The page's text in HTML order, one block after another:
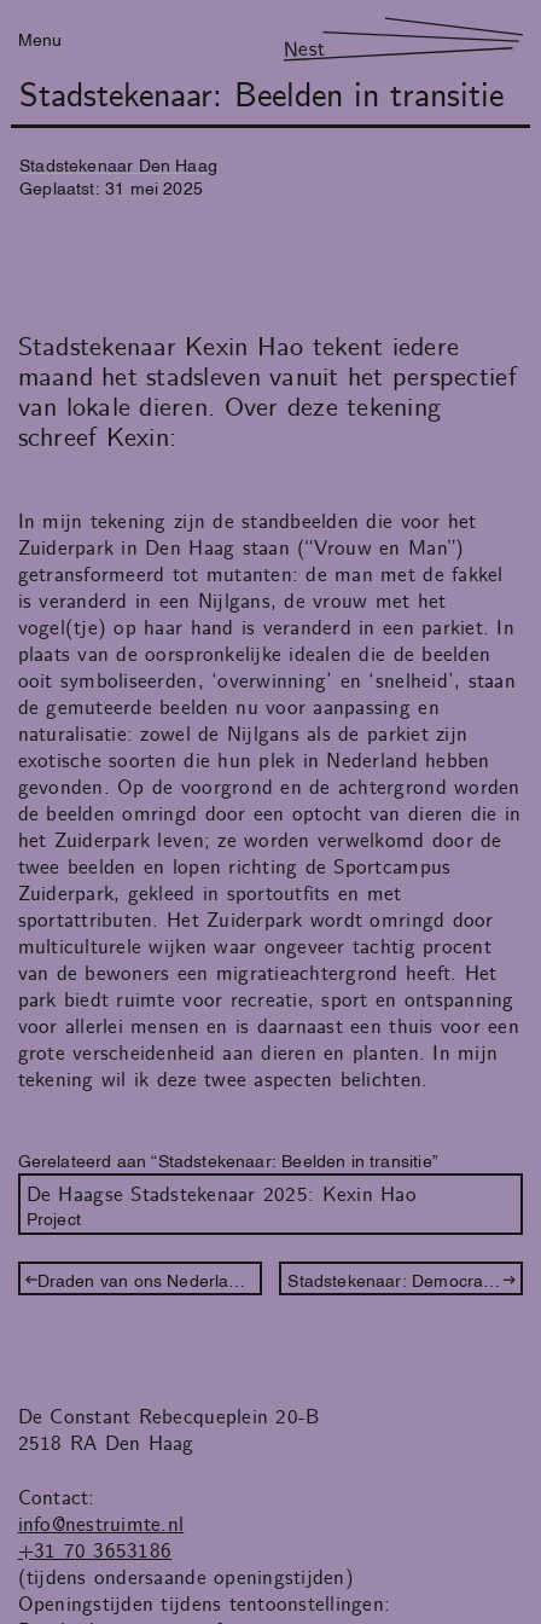
Menu Nest
Stadstekenaar: Beelden in transitie
Stadstekenaar Den Haag
Geplaatst:31 mei 2025
Stadstekenaar Kexin Hao tekent iedere
maand het stadsleven vanuit het perspectief
van lokale dieren. Over deze tekening
schreef Kexin:
In mijn tekening zijn de standbeelden die voor het
Zuiderpark in Den Haag staan (“Vrouw en Man”)
getransformeerd tot mutanten: de man met de fakkel
is veranderd in een Nijlgans, de vrouw met het
vogel(tje) op haar hand is veranderd in een parkiet. In
plaats van de oorspronkelijke idealen die de beelden
ooit symboliseerden, ‘overwinning’ en ‘snelheid’, staan
de gemuteerde beelden nu voor aanpassing en
naturalisatie: zowel de Nijlgans als de parkiet zijn
exotische soorten die hun plek in Nederland hebben
gevonden. Op de voorgrond en de achtergrond worden
de beelden omringd door een optocht van dieren die in
het Zuiderpark leven; ze worden verwelkomd door de
twee beelden en lopen richting de Sportcampus
Zuiderpark, gekleed in sportoutfits en met
sportattributen. Het Zuiderpark wordt omringd door
multiculturele wijken waar ongeveer tachtig procent
van de bewoners een migratieachtergrond heeft. Het
park biedt ruimte voor recreatie, sport en ontspanning
voor allerlei mensen en is daarnaast een thuis voor een
grote verscheidenheid aan dieren en planten. In mijn
tekening wil ik deze twee aspecten belichten.
Gerelateerd aan “Stadstekenaar: Beelden in transitie”
De Haagse Stadstekenaar 2025: Kexin Hao
Project
De Constant Rebecqueplein 20-B
2518 RA Den Haag
Contact:
info@nestruimte.nl
+31 70 3653186
(tijdens ondersaande openingstijden)
Openingstijden tijdens tentoonstellingen: